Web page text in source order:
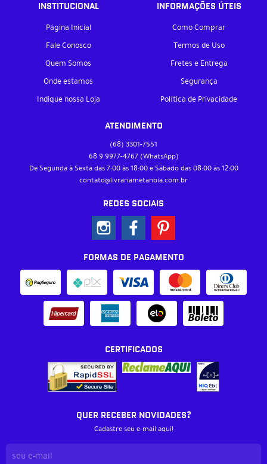
INSTITUCIONAL
Página Inicial
Fale Conosco
Quem Somos
Onde estamos
Indique nossa Loja
INFORMAÇÕES ÚTEIS
Como Comprar
Termos de Uso
Fretes e Entrega
Segurança
Política de Privacidade
ATENDIMENTO
(68) 3301-7551
68 9 9977-4767 (WhatsApp)
De Segunda à Sexta das 7:00 às 18:00 e Sábado das 08:00 às 12:00
contato@livrariametanoia.com.br
REDES SOCIAIS
FORMAS DE PAGAMENTO
CERTIFICADOS
QUER RECEBER NOVIDADES?
Cadastre seu e-mail aqui!